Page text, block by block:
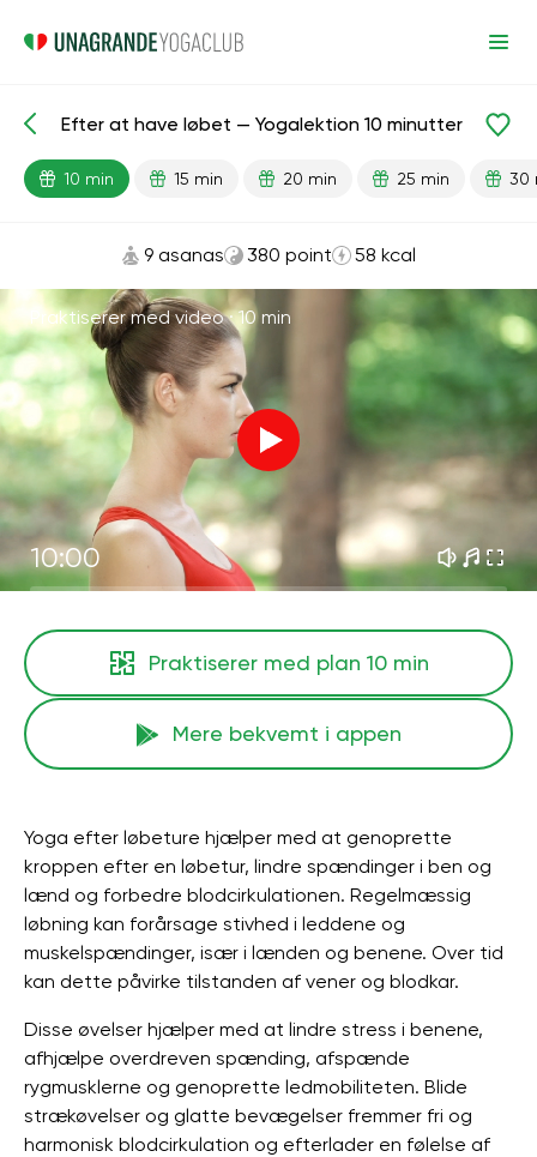
Færdiglavede lektioner Sport Løb
Efter at have løbet — Yogalektion 10 minutter
10 min 15 min 20 min 25 min 30
9 asanas 380 point 58 kcal
Praktiserer med video ·10 min
10:00
Praktiserer med plan 10 min
Mere bekvemt i appen
Yoga efter løbeture hjælper med at genoprette
kroppen efter en løbetur, lindre spændinger i ben og
lænd og forbedre blodcirkulationen. Regelmæssig
løbning kan forårsage stivhed i leddene og
muskelspændinger, især i lænden og benene. Over tid
kan dette påvirke tilstanden af ​​vener og blodkar.
Disse øvelser hjælper med at lindre stress i benene,
afhjælpe overdreven spænding, afspænde
rygmusklerne og genoprette ledmobiliteten. Blide
strækøvelser og glatte bevægelser fremmer fri og
harmonisk blodcirkulation og efterlader en følelse af